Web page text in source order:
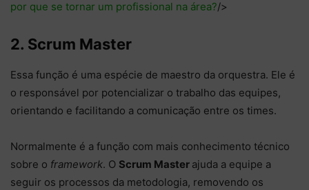
por que se tornar um profissional na área?/>
2. Scrum Master
Essa função é uma espécie de maestro da orquestra. Ele é
o responsável por potencializar o trabalho das equipes,
orientando e facilitando a comunicação entre os times.
Normalmente é a função com mais conhecimento técnico
sobre o framework. O Scrum Master ajuda a equipe a
seguir os processos da metodologia, removendo os